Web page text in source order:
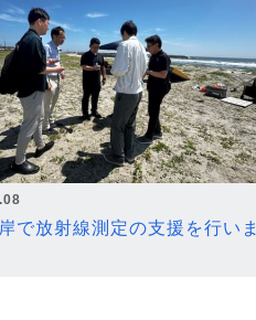
で放射線測定の支援を行いま